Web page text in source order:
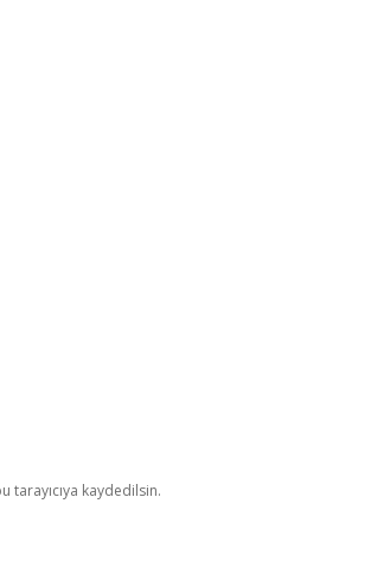
tarayıcıya kaydedilsin.